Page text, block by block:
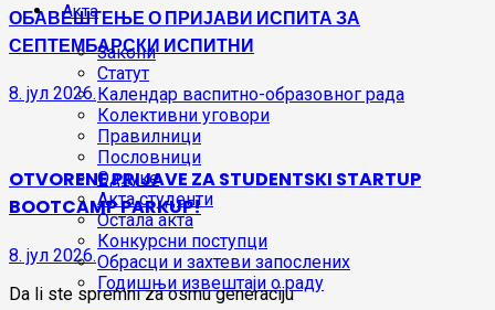
Акта
Закони
Статут
Календар васпитно-образовног рада
Колективни уговори
Правилници
Пословници
Одлуке
Акта студенти
Остала акта
Конкурсни поступци
Обрасци и захтеви запослених
Годишњи извештаји о раду
ОБАВЕШТЕЊЕ О ПРИЈАВИ ИСПИТА ЗА
СЕПТЕМБАРСКИ ИСПИТНИ
8. јул 2026.
OTVORENE PRIJAVE ZA STUDENTSKI STARTUP
BOOTCAMP PARKUP!
8. јул 2026.
Da li ste spremni za osmu generaciju